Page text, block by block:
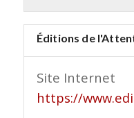
Éditions de
Site Internet
https://